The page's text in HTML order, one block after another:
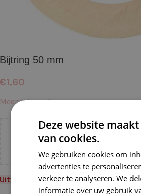
Bijtring 50 mm
€1,60
Meer informatie →
Voeg nog€55,00toe voor
Uitverkocht
Deze website
van cookies.
We gebruiken cookies om
advertenties te
verkeer te analyseren. We
informatie over uw gebruik